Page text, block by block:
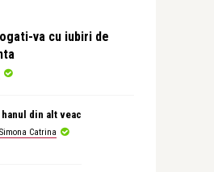
va cu iubiri de
hanul din alt veac
Simona Catrina